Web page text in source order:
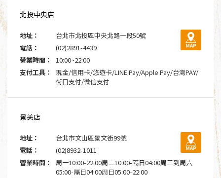
北投中央店
地址：
台北市北投區中央北路一段50號
電話：
(02)2891-4439
營業時間：
10:00~22:00
支付工具：
現金/信用卡/悠遊卡/LINE Pay/Apple Pay/台灣PAY/
街口支付/微信支付
景美店
地址：
台北市文山區景文街99號
電話：
(02)8932-1011
營業時間：
周一10:00-22:00周二10:00-隔日04:00周三到周六
05:00-隔日04:00周日05:00-22:00